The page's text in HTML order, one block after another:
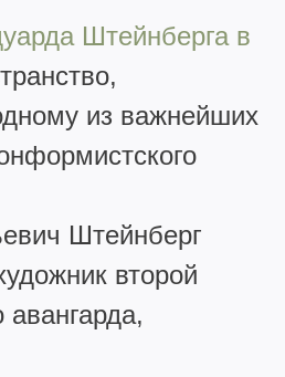
Штейнберга в
из важнейших
Штейнберг
второй
авангарда,